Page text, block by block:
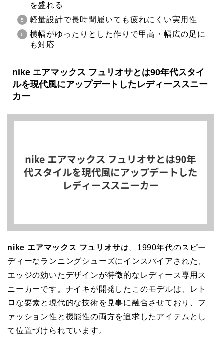
を盛れる
軽量設計で長時間履いても疲れにくい実用性
横幅がゆったりとした作りで甲高・幅広の足に
も対応
nike エアマックス フュリオサとは90年代スタイ
ルを現代風にアップデートしたレディーススニー
カー
nike エアマックス フュリオサは、1990年代のスピー
ディーなランニングシューズにインスパイアされた、
エッジの効いたデザインが特徴的なレディース専用ス
ニーカーです。ナイキが開発したこのモデルは、レト
ロな要素と現代的な技術を見事に融合させており、フ
ァッション性と機能性の両方を追求したアイテムとし
て位置づけられています。